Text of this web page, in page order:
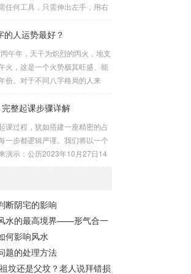
诀的依赖关系，可以清晰地通过
）这是所有安星的第一步，至关
：紫微天机星逆行，隔一阳武天
任何工具，只需伸出左手，用右
：大安：位于食指根部，属木，
属水，玄武，主数2、7、8，凶。
中指指尖，属火，朱雀，主数
吉。赤口：位于无名指指尖，属
，属木，六合，主数5、3、8，
位于中指根部，属土，勾陈，...
人运势最好？
午年，天干为炽烈的丙火，地支
火，这是一个火势极其旺盛、能
份。对于不同八字格局的人来
，运势冲天；而有些人则会倍感
讲究五行平衡与“喜用神”。喜用
能对你的命局起到最好平衡、补
行。2026年丙午，是火力全开的
运势自然一飞冲天。八字命局
...
整起课步骤详解
课过程，犹如搭建一座精密的占
一步都逻辑严谨。我们将以一个
演示：公历2023年10月27日14
石。三传：事物发展、演变的三
（发用、移易、归计）。它是推
的主线。你需要：一张空白的天
十二地支）、月将、当天日干日
断阴宅的影响
水的最高境界——形气合一
何影响风水
题的处理方法
坟还是父坟？老人说拜错损